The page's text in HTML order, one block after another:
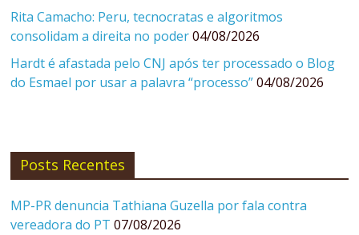
Rita Camacho: Peru, tecnocratas e algoritmos
consolidam a direita no poder 04/08/2026
Hardt é afastada pelo CNJ após ter processado o Blog
do Esmael por usar a palavra “processo” 04/08/2026
Posts Recentes
MP-PR denuncia Tathiana Guzella por fala contra
vereadora do PT 07/08/2026